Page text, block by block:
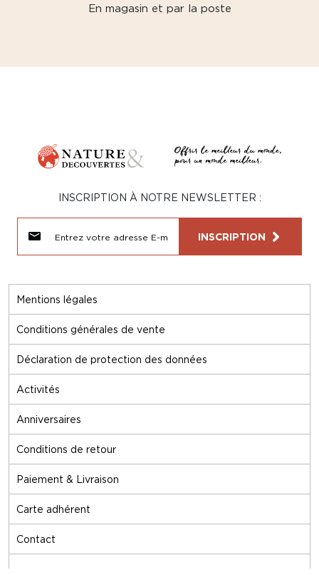
En magasin et par la poste
Mentions légales
Conditions générales de vente
Déclaration de protection des données
Activités
Anniversaires
Conditions de retour
Paiement & Livraison
Carte adhérent
Contact
INSCRIPTION À NOTRE NEWSLETTER :
INSCRIPTION